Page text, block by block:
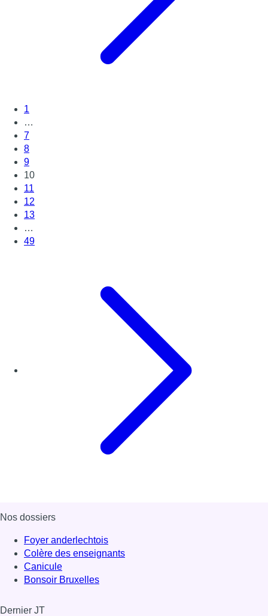
1
…
7
8
9
10
11
12
13
…
49
Nos dossiers
Foyer anderlechtois
Colère des enseignants
Canicule
Bonsoir Bruxelles
Dernier JT